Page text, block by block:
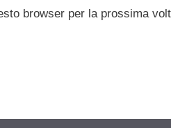
browser per la prossima